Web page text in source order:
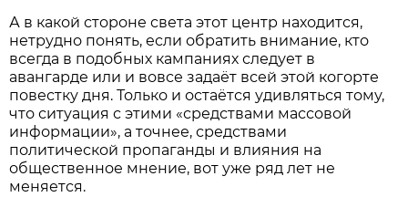
А в какой стороне света этот центр находится,
нетрудно понять, если обратить внимание, кто
всегда в подобных кампаниях следует в
авангарде или и вовсе задаёт всей этой когорте
повестку дня. Только и остаётся удивляться тому,
что ситуация с этими «средствами массовой
информации», а точнее, средствами
политической пропаганды и влияния на
общественное мнение, вот уже ряд лет не
меняется.